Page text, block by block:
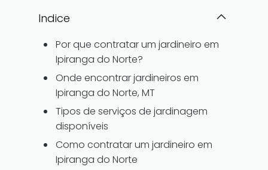
Indice
Por que contratar um jardineiro em
Ipiranga do Norte?
Onde encontrar jardineiros em
Ipiranga do Norte, MT
Tipos de serviços de jardinagem
disponíveis
Como contratar um jardineiro em
Ipiranga do Norte